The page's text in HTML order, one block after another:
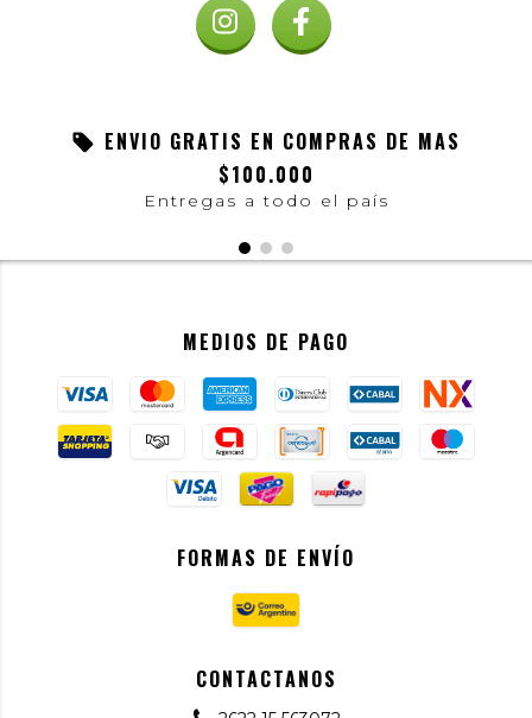
ENVIO GRATIS EN COMPRAS DE MAS
$100.000
Entregas a todo el país
MEDIOS DE PAGO
FORMAS DE ENVÍO
CONTACTANOS